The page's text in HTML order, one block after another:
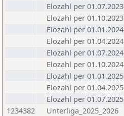
Elozahl per 01.07.2023
Elozahl per 01.10.2023
Elozahl per 01.01.2024
Elozahl per 01.04.2024
Elozahl per 01.07.2024
Elozahl per 01.10.2024
Elozahl per 01.01.2025
Elozahl per 01.04.2025
Elozahl per 01.07.2025
1234382
Unterliga_2025_2026